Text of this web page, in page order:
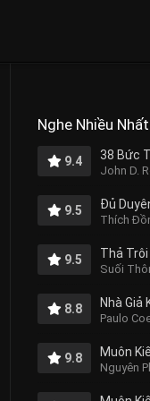
Nghe Nhiều Nhất
9.4
John D.
9.5 Đủ
Thích
9.5 Thả
Suối
8.8 Nhà Giả
Paulo
9.8 Muôn
Nguyên